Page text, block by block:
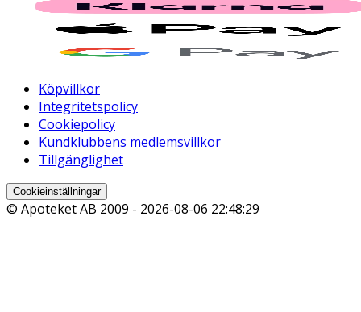
Köpvillkor
Integritetspolicy
Cookiepolicy
Kundklubbens medlemsvillkor
Tillgänglighet
Cookieinställningar
© Apoteket AB 2009 - 2026-08-06 22:48:29